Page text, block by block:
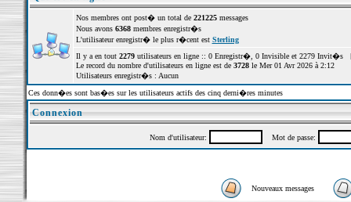
Nos membres ont post� un total de 221225messages
Nous avons 6368membres enregistr�s
L'utilisateur enregistr� le plus r�cent est Sterling
Il y a en tout 2279utilisateurs en ligne :: 0 Enregistr�, 0 Invisible et 2279 Invit�s
Le record du nombre d'utilisateurs en ligne est de 3728le Mer 01 Avr 2026 à 2:12
Utilisateurs enregistr�s : Aucun
Ces donn�es sont bas�es sur les utilisateurs actifs des cinq derni�res minutes
Connexion
Nom d'utilisateur: Mot de passe:
Nouveaux messages